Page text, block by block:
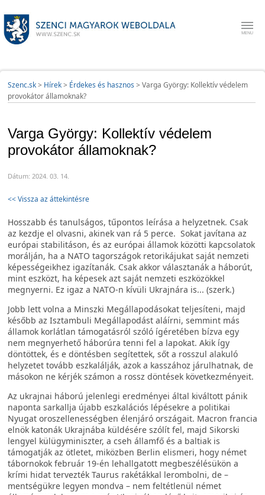
Szenc.sk> Hírek> Érdekes és hasznos > Varga György: Kollektív védelem
provokátor államoknak?
Varga György: Kollektív védelem
provokátor államoknak?
Dátum: 2024. 03. 14.
<< Vissza az áttekintésre
Hosszabb és tanulságos, tűpontos leírása a helyzetnek. Csak
az kezdje el olvasni, akinek van rá 5 perce. Sokat javítana az
európai stabilitáson, és az európai államok közötti kapcsolatok
morálján, ha a NATO tagországok retorikájukat saját nemzeti
képességeikhez igazítanák. Csak akkor választanák a háborút,
mint eszközt, ha képesek azt saját nemzeti eszközökkel
megnyerni. Ez igaz a NATO-n kívüli Ukrajnára is... (szerk.)
Jobb lett volna a Minszki Megállapodásokat teljesíteni, majd
később az Isztambuli Megállapodást aláírni, semmint más
államok korlátlan támogatásról szóló ígéretében bízva egy
nem megnyerhető háborúra tenni fel a lapokat. Akik így
döntöttek, és e döntésben segítettek, sőt a rosszul alakuló
helyzetet tovább eszkalálják, azok a kasszához járulhatnak, de
másokon ne kérjék számon a rossz döntések következményeit.
Az ukrajnai háború jelenlegi eredményei által kiváltott pánik
naponta sarkallja újabb eszkalációs lépésekre a politikai
Nyugat oroszellenességben élenjáró országait. Macron francia
elnök katonák Ukrajnába küldésére szólít fel, majd Sikorski
lengyel külügyminiszter, a cseh államfő és a baltiak is
támogatják az ötletet, miközben Berlin elismeri, hogy német
tábornokok február 19-én lehallgatott megbeszélésükön a
krími hidat tervezték Taurus rakétákkal lerombolni, de –
mentségükre legyen mondva – nem feltétlenül német